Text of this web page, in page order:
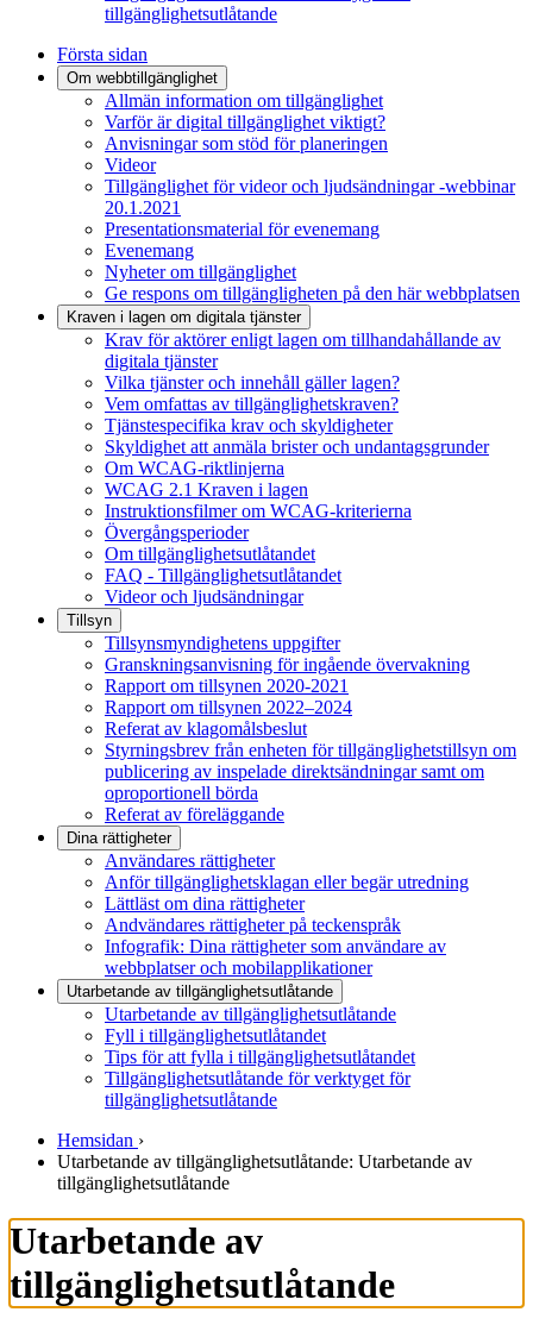
tillgänglighetsutlåtande
Första sidan
Om webbtillgänglighet
Allmän information om tillgänglighet
Varför är digital tillgänglighet viktigt?
Anvisningar som stöd för planeringen
Videor
Tillgänglighet för videor och ljudsändningar -webbinar
20.1.2021
Presentationsmaterial för evenemang
Evenemang
Nyheter om tillgänglighet
Ge respons om tillgängligheten på den här webbplatsen
Kraven i lagen om digitala tjänster
Krav för aktörer enligt lagen om tillhandahållande av
digitala tjänster
Vilka tjänster och innehåll gäller lagen?
Vem omfattas av tillgänglighetskraven?
Tjänstespecifika krav och skyldigheter
Skyldighet att anmäla brister och undantagsgrunder
Om WCAG-riktlinjerna
WCAG 2.1 Kraven i lagen
Instruktionsfilmer om WCAG-kriterierna
Övergångsperioder
Om tillgänglighetsutlåtandet
FAQ - Tillgänglighetsutlåtandet
Videor och ljudsändningar
Tillsyn
Tillsynsmyndighetens uppgifter
Granskningsanvisning för ingående övervakning
Rapport om tillsynen 2020-2021
Rapport om tillsynen 2022–2024
Referat av klagomålsbeslut
Styrningsbrev från enheten för tillgänglighetstillsyn om
publicering av inspelade direktsändningar samt om
oproportionell börda
Referat av föreläggande
Dina rättigheter
Användares rättigheter
Anför tillgänglighetsklagan eller begär utredning
Lättläst om dina rättigheter
Andvändares rättigheter på teckenspråk
Infografik: Dina rättigheter som användare av
webbplatser och mobilapplikationer
Utarbetande av tillgänglighets­utlåtande
Utarbetande av tillgänglighetsutlåtande
Fyll i tillgänglighetsutlåtandet
Tips för att fylla i tillgänglighetsutlåtandet
Tillgänglighetsutlåtande för verktyget för
tillgänglighetsutlåtande
Hemsidan ›
Utarbetande av tillgänglighets­utlåtande: Utarbetande av
tillgänglighetsutlåtande
Utarbetande av
tillgänglighetsutlåtande